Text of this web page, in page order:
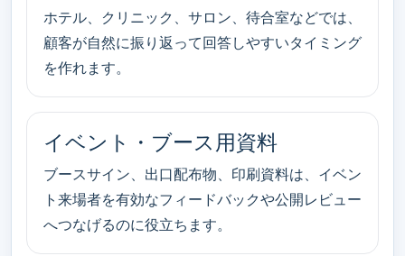
ホテル、クリニック、サロン、待合室などでは、
顧客が自然に振り返って回答しやすいタイミング
を作れます。
イベント・ブース用資料
ブースサイン、出口配布物、印刷資料は、イベン
ト来場者を有効なフィードバックや公開レビュー
へつなげるのに役立ちます。